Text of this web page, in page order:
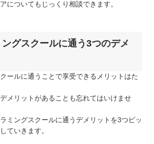
についてもじっくり相談できます。
グスクールに通う3つのデメ
ールに通うことで享受できるメリットはた
メリットがあることも忘れてはいけませ
ミングスクールに通うデメリットを3つピッ
ていきます。